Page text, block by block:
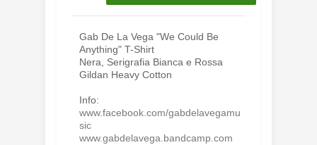
Gab De La Vega "We Could Be
Anything" T-Shirt
Nera, Serigrafia Bianca e Rossa
Gildan Heavy Cotton
Info:
www.facebook.com/gabdelavegamu
sic
www.gabdelavega.bandcamp.com